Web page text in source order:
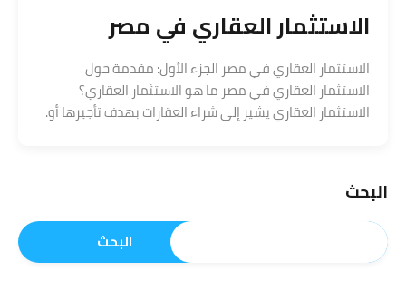
الاستثمار العقاري في مصر
الاستثمار العقاري في مصر الجزء الأول: مقدمة حول
الاستثمار العقاري في مصر ما هو الاستثمار العقاري؟
الاستثمار العقاري يشير إلى شراء العقارات بهدف تأجيرها أو.
البحث
البحث